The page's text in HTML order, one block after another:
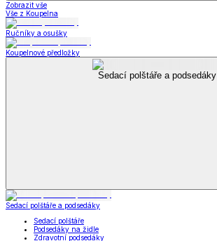
Zobrazit vše
Vše z Koupelna
Ručníky a osušky
Koupelnové předložky
Sedací polštáře a podsedáky
Sedací polštáře a podsedáky
Sedací polštáře
Podsedáky na židle
Zdravotní podsedáky